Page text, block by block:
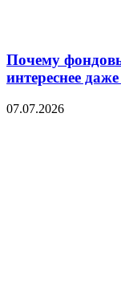
Почему
интереснее
07.07.2026